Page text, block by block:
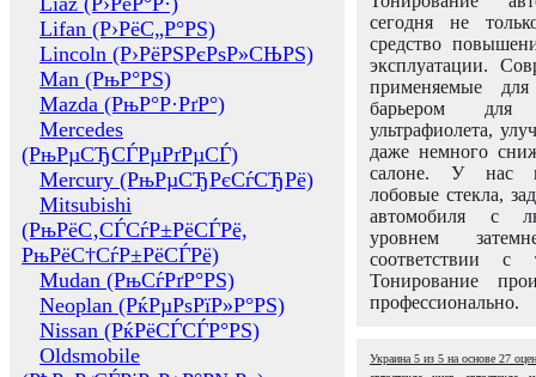
Lifan (Р›РёС„Р°РЅ)
Lincoln (Р›РёРЅРєРѕР»СЊРЅ)
Man (РњР°РЅ)
Mazda (РњР°Р·РґР°)
Mercedes
(РњРµСЂСЃРµРґРµСЃ)
Mercury (РњРµСЂРєСѓСЂРё)
Mitsubishi
(РњРёС‚СЃСѓР±РёСЃРё,
РњРёС†СѓР±РёСЃРё)
Mudan (РњСѓРґР°РЅ)
Neoplan (РќРµРѕРїР»Р°РЅ)
Nissan (РќРёСЃСЃР°РЅ)
Oldsmobile
сегодня не
средство
эксплуатации.
применяемые
барьером для
ультрафиолета,
даже немного
салоне. У нас
лобовые стекла,
автомобиля с
уровнем
соответствии с
Тонирование
профессионально.
Украина 5 из 5 на основе 27